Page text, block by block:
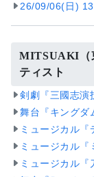
26/09/06(日)
MITSUAKI（
ティスト
剣劇『三國志演
舞台『キングダ
ミュージカル『
ミュージカル『
ミュージカル